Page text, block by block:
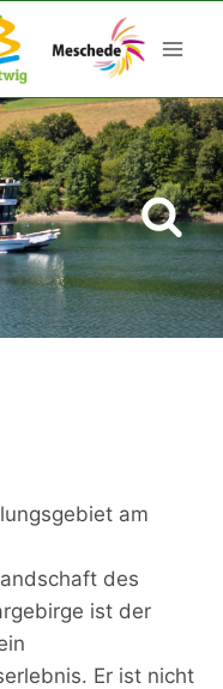
am
des
ist der
Er ist nicht